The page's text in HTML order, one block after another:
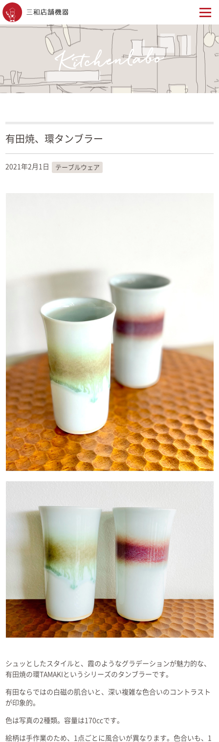
有田焼、環タンブラー
2021年2月1日 テーブルウェア
シュッとしたスタイルと、霞のようなグラデーションが魅力的な、
有田焼の環TAMAKIというシリーズのタンブラーです。
有田ならではの白磁の肌合いと、深い複雑な色合いのコントラスト
が印象的。
色は写真の2種類。容量は170ccです。
絵柄は手作業のため、1点ごとに風合いが異なります。色合いも、1